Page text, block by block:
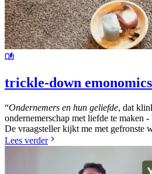
trickle-down emonomics
“Ondernemers en hun geliefde, dat
ondernemerschap met liefde te maken -
De vraagsteller kijkt me met gefronste
Lees verder